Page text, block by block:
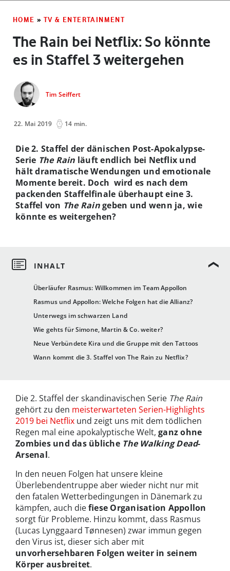
HOME » TV & ENTERTAINMENT
The Rain bei Netflix: So könnte
es in Staffel 3 weitergehen
Tim Seiffert
22. Mai 2019 14 min.
Überläufer Rasmus: Willkommen im Team Appollon
Rasmus und Appollon: Welche Folgen hat die Allianz?
Unterwegs im schwarzen Land
Wie gehts für Simone, Martin & Co. weiter?
Neue Verbündete Kira und die Gruppe mit den Tattoos
Wann kommt die 3. Staffel von The Rain zu Netflix?
Die 2. Staffel der dänischen Post-Apokalypse-
Serie The Rain läuft endlich bei Netflix und
hält dramatische Wendungen und emotionale
Momente bereit. Doch wird es nach dem
packenden Staffelfinale überhaupt eine 3.
Staffel von The Raingeben und wenn ja, wie
könnte es weitergehen?
Die 2. Staffel der skandinavischen Serie The Rain
gehört zu den meisterwarteten Serien-Highlights
2019 bei Netflix und zeigt uns mit dem tödlichen
Regen mal eine apokalyptische Welt, ganz ohne
Zombies und das übliche The Walking Dead-
Arsenal.
In den neuen Folgen hat unsere kleine
Überlebendentruppe aber wieder nicht nur mit
den fatalen Wetterbedingungen in Dänemark zu
kämpfen, auch diefiese Organisation Appollon
sorgt für Probleme. Hinzu kommt, dass Rasmus
(Lucas Lynggaard Tønnesen) zwar immun gegen
den Virus ist, dieser sich aber mit
unvorhersehbaren Folgen weiter in seinem
Körper ausbreitet.